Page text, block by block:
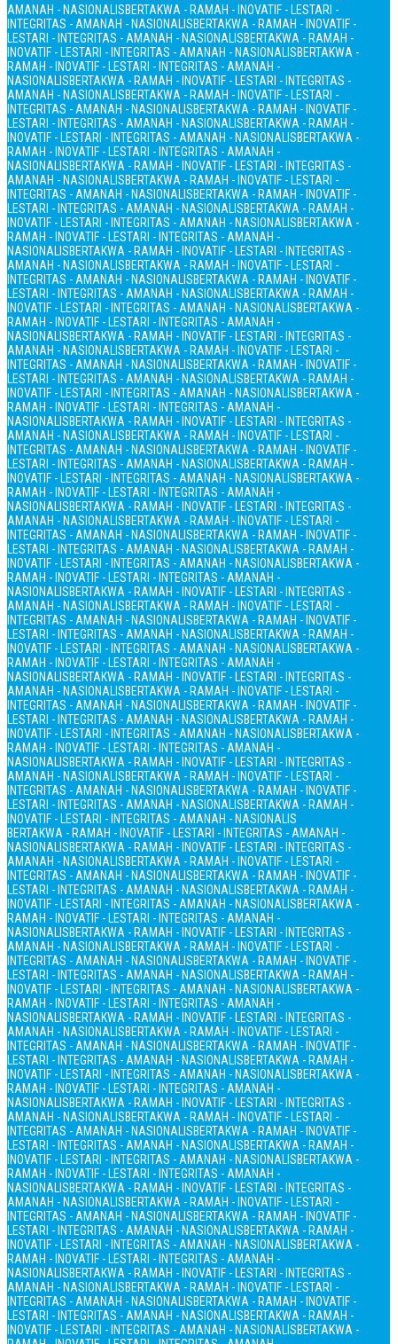
AMANAH - NASIONALISBERTAKWA - RAMAH - INOVATIF - LESTARI -
INTEGRITAS - AMANAH - NASIONALISBERTAKWA - RAMAH - INOVATIF -
LESTARI - INTEGRITAS - AMANAH - NASIONALISBERTAKWA - RAMAH -
INOVATIF - LESTARI - INTEGRITAS - AMANAH - NASIONALISBERTAKWA -
RAMAH - INOVATIF - LESTARI - INTEGRITAS - AMANAH -
NASIONALISBERTAKWA - RAMAH - INOVATIF - LESTARI - INTEGRITAS -
AMANAH - NASIONALISBERTAKWA - RAMAH - INOVATIF - LESTARI -
INTEGRITAS - AMANAH - NASIONALISBERTAKWA - RAMAH - INOVATIF -
LESTARI - INTEGRITAS - AMANAH - NASIONALISBERTAKWA - RAMAH -
INOVATIF - LESTARI - INTEGRITAS - AMANAH - NASIONALISBERTAKWA -
RAMAH - INOVATIF - LESTARI - INTEGRITAS - AMANAH -
NASIONALISBERTAKWA - RAMAH - INOVATIF - LESTARI - INTEGRITAS -
AMANAH - NASIONALISBERTAKWA - RAMAH - INOVATIF - LESTARI -
INTEGRITAS - AMANAH - NASIONALISBERTAKWA - RAMAH - INOVATIF -
LESTARI - INTEGRITAS - AMANAH - NASIONALISBERTAKWA - RAMAH -
INOVATIF - LESTARI - INTEGRITAS - AMANAH - NASIONALISBERTAKWA -
RAMAH - INOVATIF - LESTARI - INTEGRITAS - AMANAH -
NASIONALISBERTAKWA - RAMAH - INOVATIF - LESTARI - INTEGRITAS -
AMANAH - NASIONALISBERTAKWA - RAMAH - INOVATIF - LESTARI -
INTEGRITAS - AMANAH - NASIONALISBERTAKWA - RAMAH - INOVATIF -
LESTARI - INTEGRITAS - AMANAH - NASIONALISBERTAKWA - RAMAH -
INOVATIF - LESTARI - INTEGRITAS - AMANAH - NASIONALISBERTAKWA -
RAMAH - INOVATIF - LESTARI - INTEGRITAS - AMANAH -
NASIONALISBERTAKWA - RAMAH - INOVATIF - LESTARI - INTEGRITAS -
AMANAH - NASIONALISBERTAKWA - RAMAH - INOVATIF - LESTARI -
INTEGRITAS - AMANAH - NASIONALISBERTAKWA - RAMAH - INOVATIF -
LESTARI - INTEGRITAS - AMANAH - NASIONALISBERTAKWA - RAMAH -
INOVATIF - LESTARI - INTEGRITAS - AMANAH - NASIONALISBERTAKWA -
RAMAH - INOVATIF - LESTARI - INTEGRITAS - AMANAH -
NASIONALISBERTAKWA - RAMAH - INOVATIF - LESTARI - INTEGRITAS -
AMANAH - NASIONALISBERTAKWA - RAMAH - INOVATIF - LESTARI -
INTEGRITAS - AMANAH - NASIONALISBERTAKWA - RAMAH - INOVATIF -
LESTARI - INTEGRITAS - AMANAH - NASIONALISBERTAKWA - RAMAH -
INOVATIF - LESTARI - INTEGRITAS - AMANAH - NASIONALISBERTAKWA -
RAMAH - INOVATIF - LESTARI - INTEGRITAS - AMANAH -
NASIONALISBERTAKWA - RAMAH - INOVATIF - LESTARI - INTEGRITAS -
AMANAH - NASIONALISBERTAKWA - RAMAH - INOVATIF - LESTARI -
INTEGRITAS - AMANAH - NASIONALISBERTAKWA - RAMAH - INOVATIF -
LESTARI - INTEGRITAS - AMANAH - NASIONALISBERTAKWA - RAMAH -
INOVATIF - LESTARI - INTEGRITAS - AMANAH - NASIONALISBERTAKWA -
RAMAH - INOVATIF - LESTARI - INTEGRITAS - AMANAH -
NASIONALISBERTAKWA - RAMAH - INOVATIF - LESTARI - INTEGRITAS -
AMANAH - NASIONALISBERTAKWA - RAMAH - INOVATIF - LESTARI -
INTEGRITAS - AMANAH - NASIONALISBERTAKWA - RAMAH - INOVATIF -
LESTARI - INTEGRITAS - AMANAH - NASIONALISBERTAKWA - RAMAH -
INOVATIF - LESTARI - INTEGRITAS - AMANAH - NASIONALISBERTAKWA -
RAMAH - INOVATIF - LESTARI - INTEGRITAS - AMANAH -
NASIONALISBERTAKWA - RAMAH - INOVATIF - LESTARI - INTEGRITAS -
AMANAH - NASIONALISBERTAKWA - RAMAH - INOVATIF - LESTARI -
INTEGRITAS - AMANAH - NASIONALISBERTAKWA - RAMAH - INOVATIF -
LESTARI - INTEGRITAS - AMANAH - NASIONALISBERTAKWA - RAMAH -
INOVATIF - LESTARI - INTEGRITAS - AMANAH - NASIONALISBERTAKWA -
RAMAH - INOVATIF - LESTARI - INTEGRITAS - AMANAH -
NASIONALISBERTAKWA - RAMAH - INOVATIF - LESTARI - INTEGRITAS -
AMANAH - NASIONALISBERTAKWA - RAMAH - INOVATIF - LESTARI -
INTEGRITAS - AMANAH - NASIONALISBERTAKWA - RAMAH - INOVATIF -
LESTARI - INTEGRITAS - AMANAH - NASIONALISBERTAKWA - RAMAH -
INOVATIF - LESTARI - INTEGRITAS - AMANAH - NASIONALIS
BERTAKWA - RAMAH - INOVATIF - LESTARI - INTEGRITAS - AMANAH -
NASIONALISBERTAKWA - RAMAH - INOVATIF - LESTARI - INTEGRITAS -
AMANAH - NASIONALISBERTAKWA - RAMAH - INOVATIF - LESTARI -
INTEGRITAS - AMANAH - NASIONALISBERTAKWA - RAMAH - INOVATIF -
LESTARI - INTEGRITAS - AMANAH - NASIONALISBERTAKWA - RAMAH -
INOVATIF - LESTARI - INTEGRITAS - AMANAH - NASIONALISBERTAKWA -
RAMAH - INOVATIF - LESTARI - INTEGRITAS - AMANAH -
NASIONALISBERTAKWA - RAMAH - INOVATIF - LESTARI - INTEGRITAS -
AMANAH - NASIONALISBERTAKWA - RAMAH - INOVATIF - LESTARI -
INTEGRITAS - AMANAH - NASIONALISBERTAKWA - RAMAH - INOVATIF -
LESTARI - INTEGRITAS - AMANAH - NASIONALISBERTAKWA - RAMAH -
INOVATIF - LESTARI - INTEGRITAS - AMANAH - NASIONALISBERTAKWA -
RAMAH - INOVATIF - LESTARI - INTEGRITAS - AMANAH -
NASIONALISBERTAKWA - RAMAH - INOVATIF - LESTARI - INTEGRITAS -
AMANAH - NASIONALISBERTAKWA - RAMAH - INOVATIF - LESTARI -
INTEGRITAS - AMANAH - NASIONALISBERTAKWA - RAMAH - INOVATIF -
LESTARI - INTEGRITAS - AMANAH - NASIONALISBERTAKWA - RAMAH -
INOVATIF - LESTARI - INTEGRITAS - AMANAH - NASIONALISBERTAKWA -
RAMAH - INOVATIF - LESTARI - INTEGRITAS - AMANAH -
NASIONALISBERTAKWA - RAMAH - INOVATIF - LESTARI - INTEGRITAS -
AMANAH - NASIONALISBERTAKWA - RAMAH - INOVATIF - LESTARI -
INTEGRITAS - AMANAH - NASIONALISBERTAKWA - RAMAH - INOVATIF -
LESTARI - INTEGRITAS - AMANAH - NASIONALISBERTAKWA - RAMAH -
INOVATIF - LESTARI - INTEGRITAS - AMANAH - NASIONALISBERTAKWA -
RAMAH - INOVATIF - LESTARI - INTEGRITAS - AMANAH -
NASIONALISBERTAKWA - RAMAH - INOVATIF - LESTARI - INTEGRITAS -
AMANAH - NASIONALISBERTAKWA - RAMAH - INOVATIF - LESTARI -
INTEGRITAS - AMANAH - NASIONALISBERTAKWA - RAMAH - INOVATIF -
LESTARI - INTEGRITAS - AMANAH - NASIONALISBERTAKWA - RAMAH -
INOVATIF - LESTARI - INTEGRITAS - AMANAH - NASIONALISBERTAKWA -
RAMAH - INOVATIF - LESTARI - INTEGRITAS - AMANAH -
NASIONALISBERTAKWA - RAMAH - INOVATIF - LESTARI - INTEGRITAS -
AMANAH - NASIONALISBERTAKWA - RAMAH - INOVATIF - LESTARI -
INTEGRITAS - AMANAH - NASIONALISBERTAKWA - RAMAH - INOVATIF -
LESTARI - INTEGRITAS - AMANAH - NASIONALISBERTAKWA - RAMAH -
INOVATIF - LESTARI - INTEGRITAS - AMANAH - NASIONALISBERTAKWA -